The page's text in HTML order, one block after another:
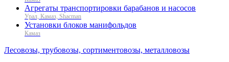
Агрегаты транспортировки барабанов и насосов
Урал, Камаз, Shacman
Установки блоков манифольдов
Камаз
Лесовозы, трубовозы, сортиментовозы, металловозы